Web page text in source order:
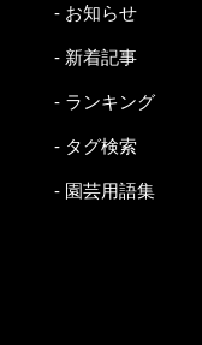
- お知らせ
- 新着記事
- ランキング
- タグ検索
- 園芸用語集